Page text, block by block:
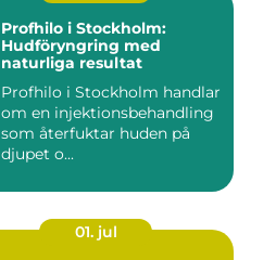
Profhilo i Stockholm:
Hudföryngring med
naturliga resultat
Profhilo i Stockholm handlar
om en injektionsbehandling
som återfuktar huden på
djupet o...
01. jul